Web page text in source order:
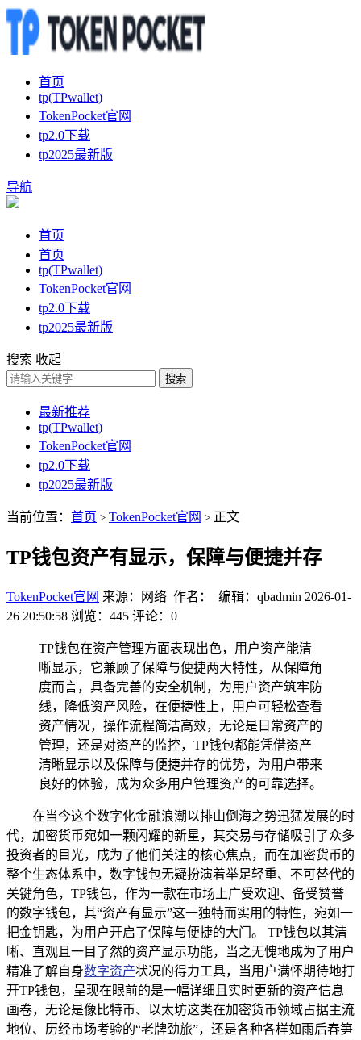
首页
tp(TPwallet)
TokenPocket官网
tp2.0下载
tp2025最新版
导航
首页
首页
tp(TPwallet)
TokenPocket官网
tp2.0下载
tp2025最新版
搜索 收起
搜索
最新推荐
tp(TPwallet)
TokenPocket官网
tp2.0下载
tp2025最新版
当前位置： 首页 > TokenPocket官网 > 正文
TP钱包资产有显示，保障与便捷并存
TokenPocket官网 来源：网络 作者： 编辑：qbadmin 2026-01-
26 20:50:58 浏览：445 评论：0
TP钱包在资产管理方面表现出色，用户资产能清
晰显示，它兼顾了保障与便捷两大特性，从保障角
度而言，具备完善的安全机制，为用户资产筑牢防
线，降低资产风险，在便捷性上，用户可轻松查看
资产情况，操作流程简洁高效，无论是日常资产的
管理，还是对资产的监控，TP钱包都能凭借资产
清晰显示以及保障与便捷并存的优势，为用户带来
良好的体验，成为众多用户管理资产的可靠选择。
在当今这个数字化金融浪潮以排山倒海之势迅猛发展的时
代，加密货币宛如一颗闪耀的新星，其交易与存储吸引了众多
投资者的目光，成为了他们关注的核心焦点，而在加密货币的
整个生态体系中，数字钱包无疑扮演着举足轻重、不可替代的
关键角色，TP钱包，作为一款在市场上广受欢迎、备受赞誉
的数字钱包，其“资产有显示”这一独特而实用的特性，宛如一
把金钥匙，为用户开启了保障与便捷的大门。 TP钱包以其清
晰、直观且一目了然的资产显示功能，当之无愧地成为了用户
精准了解自身数字资产状况的得力工具，当用户满怀期待地打
开TP钱包，呈现在眼前的是一幅详细且实时更新的资产信息
画卷，无论是像比特币、以太坊这类在加密货币领域占据主流
地位、历经市场考验的“老牌劲旅”，还是各种各样如雨后春笋